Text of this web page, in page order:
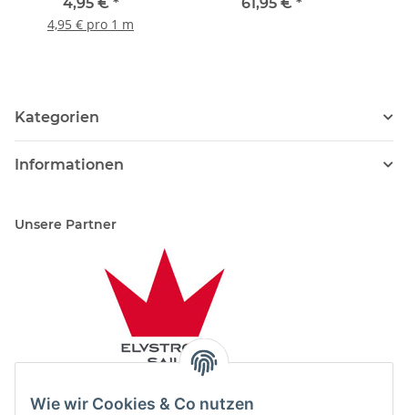
Wie wir Cookies & Co nutzen
4,95 € pro 1 m
Kategorien
Informationen
Unsere Partner